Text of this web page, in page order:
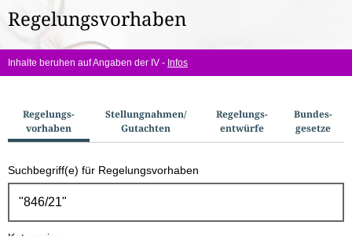
hier:
Regelungsvorhaben
Inhalte beruhen auf Angaben der IV - Infos
u
c
h
Regelungs­
vorhaben
Stellungnahmen/​
Gutachten
Regelungs­
entwürfe
Bundes­
gesetze
Suchbegriff(e) für Regelungsvorhaben